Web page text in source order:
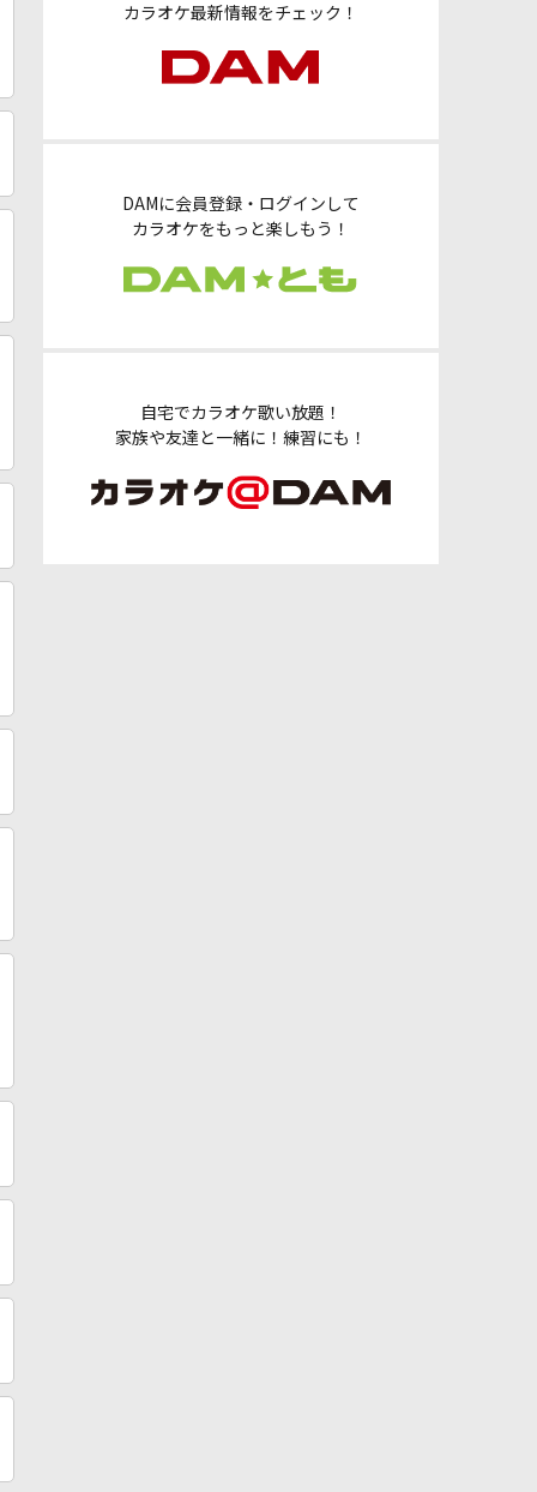
カラオケ最新情報をチェック！
DAMに会員登録・ログインして
カラオケをもっと楽しもう！
自宅でカラオケ歌い放題！
家族や友達と一緒に！練習にも！